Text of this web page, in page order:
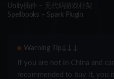
Unity插件 – 无代码游戏框架
Spellbooks – Spark Plugin
Warning Tip↓↓↓
If you are not in China and
recommended to buy it, you